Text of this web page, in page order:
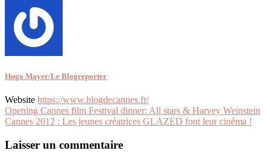
Hugo Mayer/Le Blogreporter
Website https://www.blogdecannes.fr/
Navigation
de
l’article
Opening Cannes film Festival dinner: All stars & Harvey Weinstein
Cannes 2012 : Les jeunes créatrices GLAZED font leur cinéma !
Laisser un commentaire